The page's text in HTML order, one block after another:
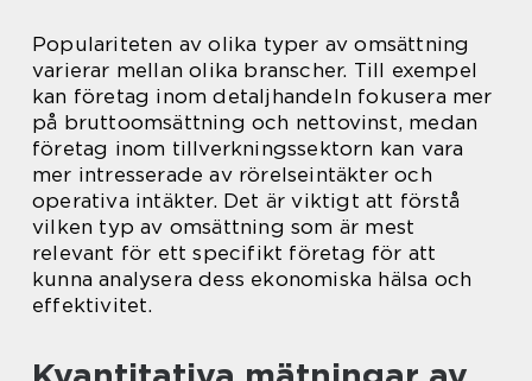
Populariteten av olika typer av omsättning
varierar mellan olika branscher. Till exempel
kan företag inom detaljhandeln fokusera mer
på bruttoomsättning och nettovinst, medan
företag inom tillverkningssektorn kan vara
mer intresserade av rörelseintäkter och
operativa intäkter. Det är viktigt att förstå
vilken typ av omsättning som är mest
relevant för ett specifikt företag för att
kunna analysera dess ekonomiska hälsa och
effektivitet.